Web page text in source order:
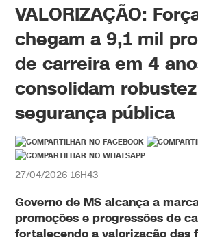
VALORIZAÇÃO:
chegam a 9,1 mil
de carreira em 4
consolidam
segurança pública
27/04/2026 16H43
Governo de MS alcança a
promoções e progressões de
fortalecendo a valorização das